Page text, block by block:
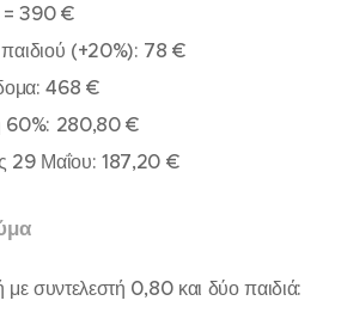
= 390 €
(+20%): 78 €
468 €
60%: 280,80 €
29 Μαΐου: 187,20 €
με συντελεστή 0,80 και δύο παιδιά: